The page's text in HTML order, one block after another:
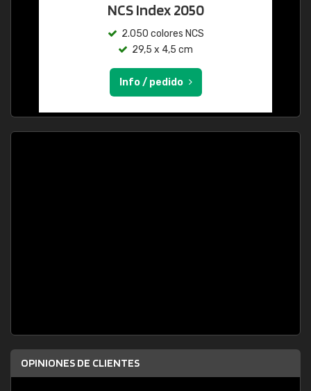
NCS Index 2050
2.050 colores NCS
29,5 x 4,5 cm
Info / pedido
OPINIONES DE CLIENTES